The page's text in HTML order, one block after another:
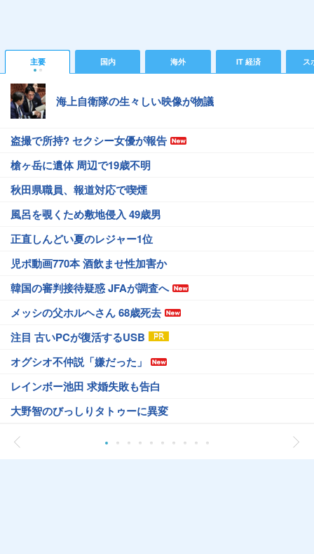
主要 国内 海外 IT 経済 ス
海上自衛隊の生々しい映像が物議
盗撮で所持? セクシー女優が報告
槍ヶ岳に遺体 周辺で19歳不明
秋田県職員、報道対応で喫煙
風呂を覗くため敷地侵入 49歳男
正直しんどい夏のレジャー1位
児ポ動画770本 酒飲ませ性加害か
韓国の審判接待疑惑 JFAが調査へ
メッシの父ホルヘさん 68歳死去
注目 古いPCが復活するUSB
オグシオ不仲説「嫌だった」
レインボー池田 求婚失敗も告白
大野智のびっしりタトゥーに異変